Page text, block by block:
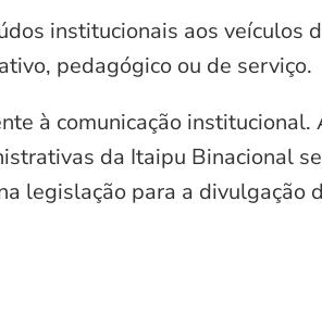
institucionais aos veículos
pedagógico ou de serviço.
à comunicação institucional.
da Itaipu Binacional
legislação para a divulgação